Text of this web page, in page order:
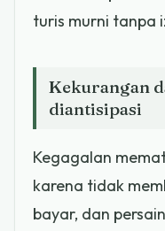
turis murni tanpa
Kekurangan
diantisipasi
Kegagalan
karena tidak
bayar, dan